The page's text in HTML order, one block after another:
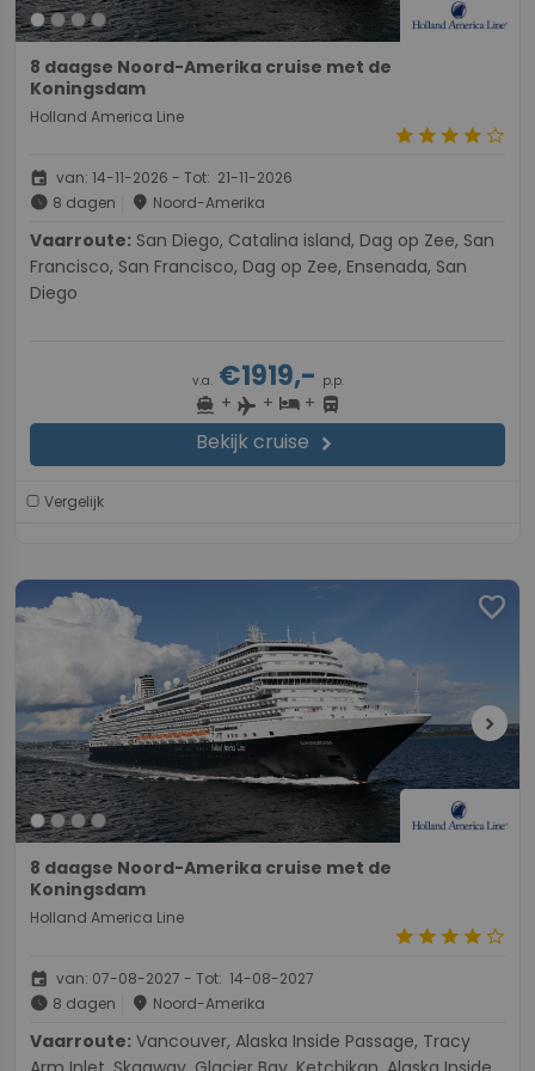
8 daagse Noord-Amerika cruise met de
Koningsdam
Holland America Line
starstarstarstarstar_border
event van: 14-11-2026 - Tot: 21-11-2026
schedule 8 dagen place Noord-Amerika
Vaarroute:
Francisco, San Francisco, Dag op Zee, Ensenada, San
Diego
v.a.€1919,- p.p.
directions_boat + flight + hotel+ directions_bus
Bekijk cruise chevron_right
Vergelijk
favorite
chevron_right
8 daagse Noord-Amerika cruise met de
Koningsdam
Holland America Line
starstarstarstarstar_border
event van: 07-08-2027 - Tot: 14-08-2027
schedule 8 dagen place Noord-Amerika
Vaarroute: